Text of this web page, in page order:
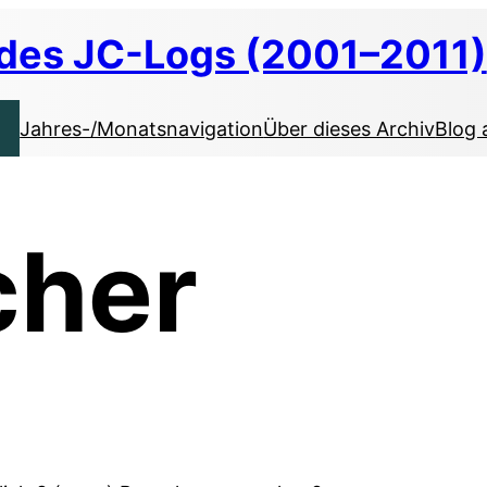
JC-Logs (2001–2011)
Jahres-/MonatsnavigationÜber dieses ArchivBlog